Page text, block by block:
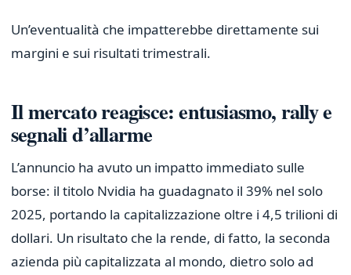
Un’eventualità che impatterebbe direttamente sui
margini e sui risultati trimestrali.
Il mercato reagisce: entusiasmo, rally e
segnali d’allarme
L’annuncio ha avuto un impatto immediato sulle
borse: il titolo Nvidia ha guadagnato il 39% nel solo
2025, portando la capitalizzazione oltre i 4,5 trilioni di
dollari. Un risultato che la rende, di fatto, la seconda
azienda più capitalizzata al mondo, dietro solo ad